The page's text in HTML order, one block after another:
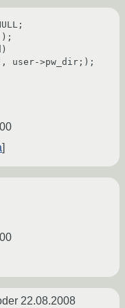
user->pw_dir;);
22.08.2008